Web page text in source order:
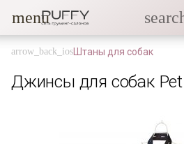
menu
Штаны для собак
Джинсы для собак